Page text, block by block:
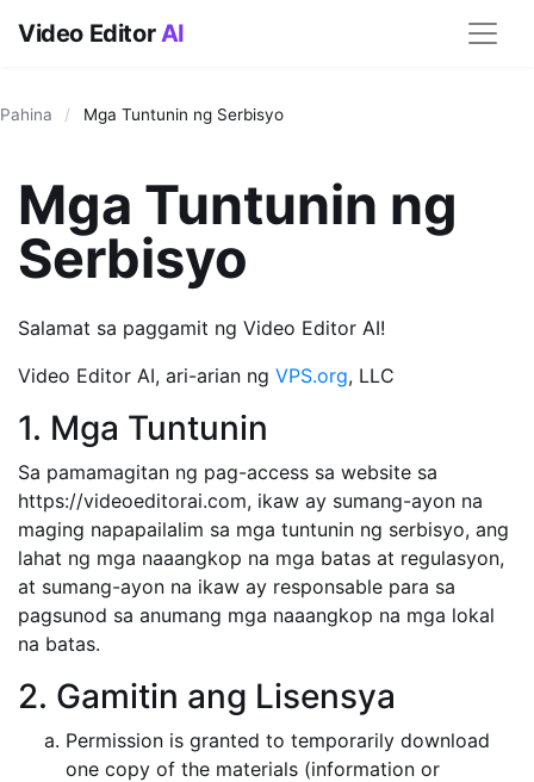
Video EditorAI
Pahina / Mga Tuntunin ng Serbisyo
Mga Tuntunin ng
Serbisyo
Salamat sa paggamit ng Video Editor AI!
Video Editor AI, ari-arian ng VPS.org, LLC
1. Mga Tuntunin
Sa pamamagitan ng pag-access sa website sa
https://videoeditorai.com, ikaw ay sumang-ayon na
maging napapailalim sa mga tuntunin ng serbisyo, ang
lahat ng mga naaangkop na mga batas at regulasyon,
at sumang-ayon na ikaw ay responsable para sa
pagsunod sa anumang mga naaangkop na mga lokal
na batas.
2. Gamitin ang Lisensya
Permission is granted to temporarily download
one copy of the materials (information or